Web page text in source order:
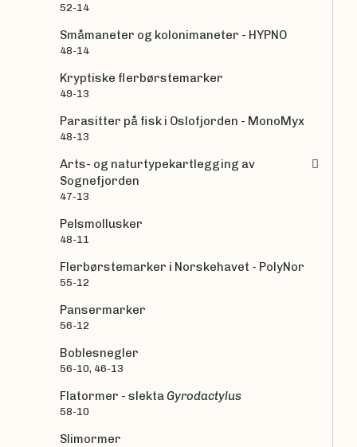
52-14
Småmaneter og kolonimaneter - HYPNO
48-14
Kryptiske flerbørstemarker
49-13
Parasitter på fisk i Oslofjorden - MonoMyx
48-13
Arts- og naturtypekartlegging av
Sognefjorden
47-13
Pelsmollusker
48-11
Flerbørstemarker i Norskehavet - PolyNor
55-12
Pansermarker
56-12
Boblesnegler
56-10, 46-13
Flatormer - slektaGyrodactylus
58-10
Slimormer